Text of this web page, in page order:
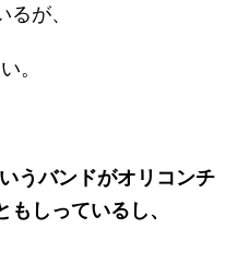
が、
。
うバンドがオリコンチ
しっているし、